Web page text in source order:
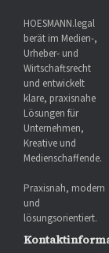
HOESMANN.legal
berät im Medien-,
Urheber- und
Wirtschaftsrecht
und entwickelt
klare, praxisnahe
Lösungen für
Unternehmen,
Kreative und
Medienschaffende.
Praxisnah, modern
und
lösungsorientiert.